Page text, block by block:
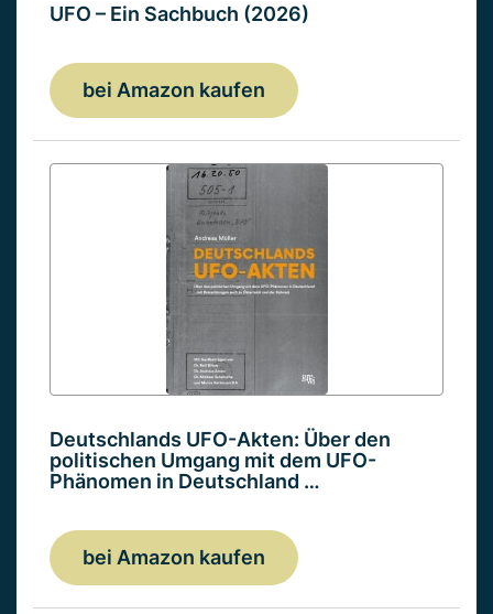
UFO – Ein Sachbuch (2026)
bei Amazon kaufen
Deutschlands UFO-Akten: Über den
politischen Umgang mit dem UFO-
Phänomen in Deutschland …
bei Amazon kaufen